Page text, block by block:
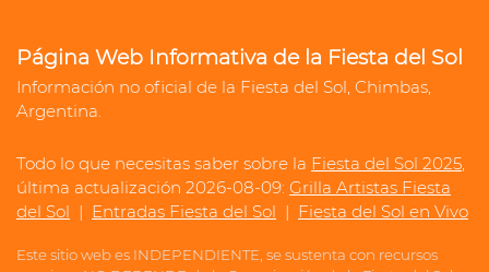
Página Web Informativa de la Fiesta del Sol
Información no oficial de la Fiesta del Sol, Chimbas,
Argentina.
Todo lo que necesitas saber sobre la Fiesta del Sol 2025,
última actualización 2026-08-09: Grilla Artistas Fiesta
del Sol | Entradas Fiesta del Sol | Fiesta del Sol en Vivo
Este sitio web es INDEPENDIENTE, se sustenta con recursos